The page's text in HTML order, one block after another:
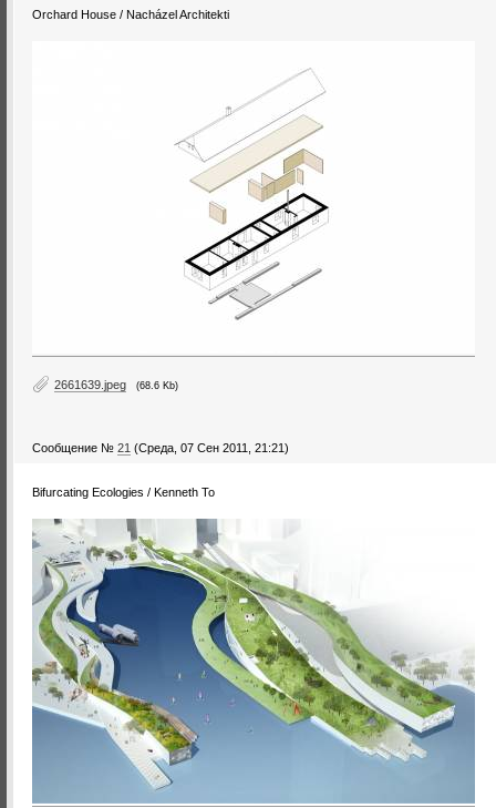
Orchard House / Nacházel Architekti
2661639.jpeg (68.6 Kb)
Сообщение № 21 (Среда, 07 Сен 2011, 21:21)
Bifurcating Ecologies / Kenneth To